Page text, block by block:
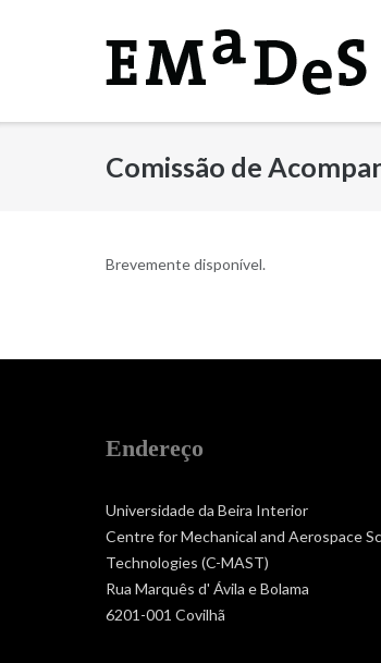
Comissão de
Brevemente disponível.
Endereço
Universidade da Beira Interior
Centre for Mechanical and Aerospace
Technologies (C-MAST)
Rua Marquês d' Ávila e Bolama
6201-001 Covilhã